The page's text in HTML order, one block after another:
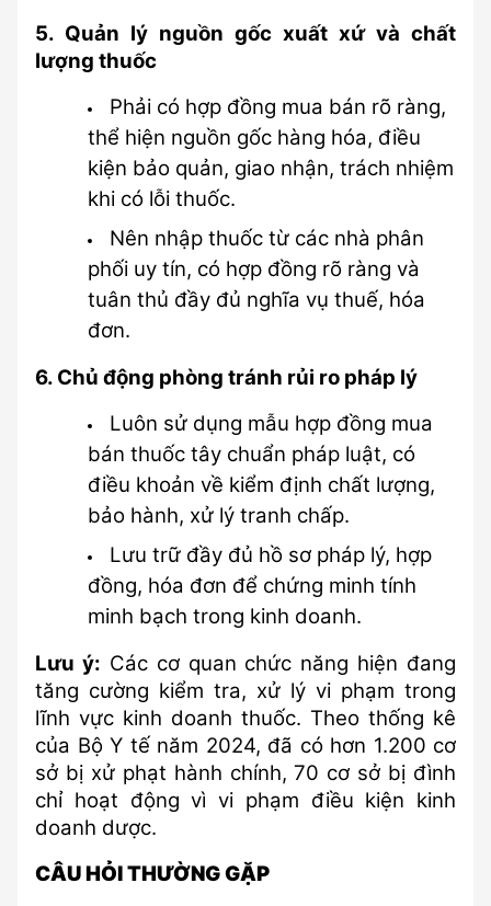
5. Quản lý nguồn gốc xuất xứ và chất
lượng thuốc
Phải có hợp đồng mua bán rõ ràng,
thể hiện nguồn gốc hàng hóa, điều
kiện bảo quản, giao nhận, trách nhiệm
khi có lỗi thuốc.
Nên nhập thuốc từ các nhà phân
phối uy tín, có hợp đồng rõ ràng và
tuân thủ đầy đủ nghĩa vụ thuế, hóa
đơn.
6. Chủ động phòng tránh rủi ro pháp lý
Luôn sử dụng mẫu hợp đồng mua
bán thuốc tây chuẩn pháp luật, có
điều khoản về kiểm định chất lượng,
bảo hành, xử lý tranh chấp.
Lưu trữ đầy đủ hồ sơ pháp lý, hợp
đồng, hóa đơn để chứng minh tính
minh bạch trong kinh doanh.
Lưu ý: Các cơ quan chức năng hiện đang
tăng cường kiểm tra, xử lý vi phạm trong
lĩnh vực kinh doanh thuốc. Theo thống kê
của Bộ Y tế năm 2024, đã có hơn 1.200 cơ
sở bị xử phạt hành chính, 70 cơ sở bị đình
chỉ hoạt động vì vi phạm điều kiện kinh
doanh dược.
CÂU HỎI THƯỜNG GẶP